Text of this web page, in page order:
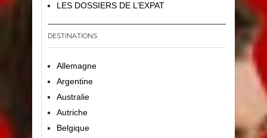
LES DOSSIERS DE L’EXPAT
DESTINATIONS
Allemagne
Argentine
Australie
Autriche
Belgique